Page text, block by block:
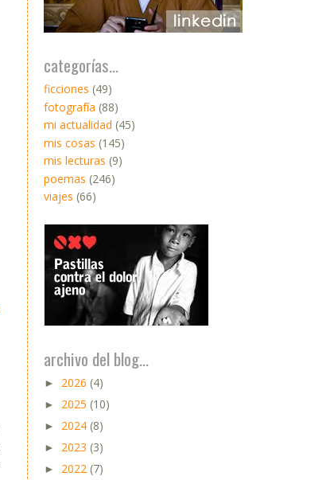
categorías...
ficciones (49)
fotografía (88)
mi actualidad (45)
mis cosas (145)
mis lecturas (9)
poemas (246)
viajes (66)
archivo del blog...
► 2026 (4)
► 2025 (10)
► 2024 (8)
► 2023 (3)
► 2022 (7)